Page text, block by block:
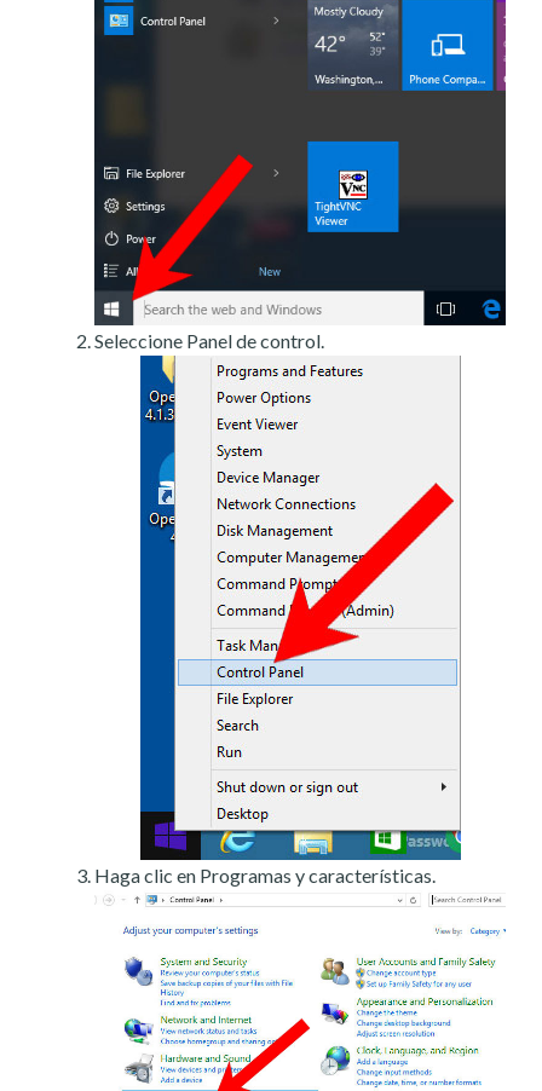
Seleccione Panel de control.
Haga clic en Programas y características.